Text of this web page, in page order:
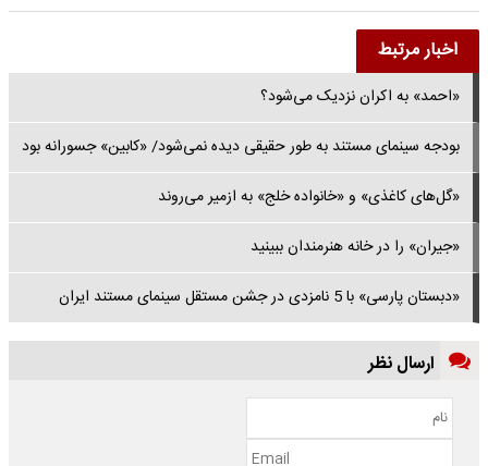
اخبار مرتبط
«احمد» به اکران نزدیک می‌شود؟
بودجه سینمای مستند به طور حقیقی دیده نمی‌شود/ «کابین» جسورانه بود
«گل‌های کاغذی» و «خانواده خلج» به ازمیر می‌روند
«جیران» را در خانه هنرمندان ببینید
«دبستان پارسی» با 5 نامزدی در جشن مستقل سینمای مستند ایران
ارسال نظر